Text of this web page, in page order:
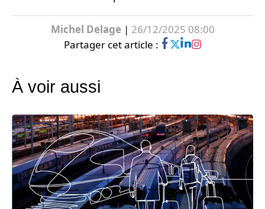
Michel Delage| 26/12/2025 08:00
Partager cet article :
À voir aussi